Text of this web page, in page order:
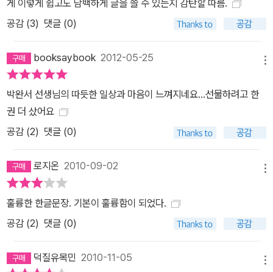
게 이렇게 쉽고도 담백하게 글을 쓸 수 있는지 감탄할 따름.
공감 (3) 댓글 (0)
booksaybook 2012-05-25
박완서 선생님의 따듯한 일상과 마음이 느껴지네요...선물하려고 한
권 더 샀어요
공감 (2) 댓글 (0)
로지온 2010-09-02
훌륭한 한글문장. 기본이 훌륭함이 되었다.
공감 (2) 댓글 (0)
덕질유목민 2010-11-05